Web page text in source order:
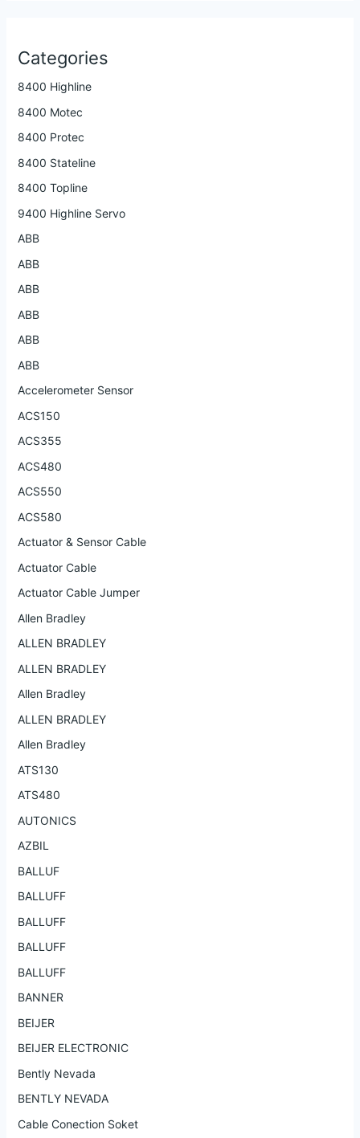
Categories
8400 Highline
8400 Motec
8400 Protec
8400 Stateline
8400 Topline
9400 Highline Servo
ABB
ABB
ABB
ABB
ABB
ABB
Accelerometer Sensor
ACS150
ACS355
ACS480
ACS550
ACS580
Actuator & Sensor Cable
Actuator Cable
Actuator Cable Jumper
Allen Bradley
ALLEN BRADLEY
ALLEN BRADLEY
Allen Bradley
ALLEN BRADLEY
Allen Bradley
ATS130
ATS480
AUTONICS
AZBIL
BALLUF
BALLUFF
BALLUFF
BALLUFF
BALLUFF
BANNER
BEIJER
BEIJER ELECTRONIC
Bently Nevada
BENTLY NEVADA
Cable Conection Soket